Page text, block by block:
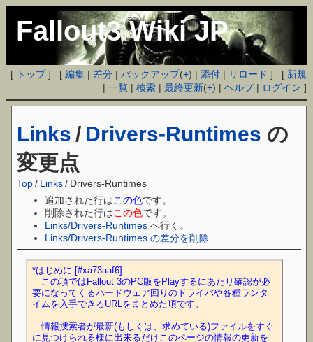
Fallout3 Wiki JP
[ トップ] [編集 | 差分 |バックアップ(+) |添付 | リロード ] [ 新規
|一覧 |検索 |最終更新(+) |ヘルプ| ログイン ]
Links / Drivers-Runtimes の
変更点
Top / Links/ Drivers-Runtimes
追加された行はこの色です。
削除された行はこの色です。
Links/Drivers-Runtimes へ行く。
Links/Drivers-Runtimes の差分を削除
*はじめに [#xa73aaf6]
この項ではFallout 3のPC版をPlayするにあたり確認が必
要になってくるハードウェア回りのドライバや各種ランタ
イムを入手できるURLをまとめた項です。
情報捜索者が最新(もしくは、求めている)ファイルをすぐ
に見つけられる様に出来るだけこのページの情報の更新を